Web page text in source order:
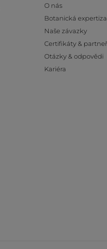
O nás
Botanická expertiza
Naše závazky
Certifikáty &
Otázky & odpovědi
Kariéra